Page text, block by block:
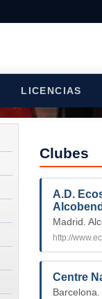
LICENCIAS
Clubes
A.D.
Madrid.
http://
Centre